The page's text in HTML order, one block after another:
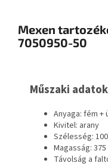
Mexen
7050950-50
Műszaki
Anyaga: fém +
Kivitel: arany
Szélesség:
Magasság: 375
Távolság a